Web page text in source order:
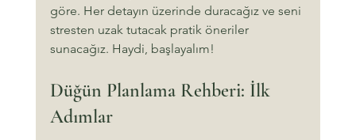
göre. Her detayın üzerinde duracağız ve seni
stresten uzak tutacak pratik öneriler
sunacağız. Haydi, başlayalım!
Düğün Planlama Rehberi: İlk
Adımlar